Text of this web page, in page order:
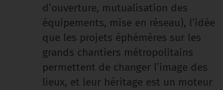
d’ouverture, mutualisation des
équipements, mise en réseau), l’idée
que les projets éphémères sur les
grands chantiers métropolitains
permettent de changer l’image des
lieux, et leur héritage est un moteur